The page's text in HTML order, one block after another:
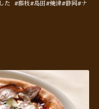
た #藤枝#島田#焼津#静岡#ナ